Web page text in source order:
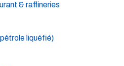
& raffineries
liquéfié)